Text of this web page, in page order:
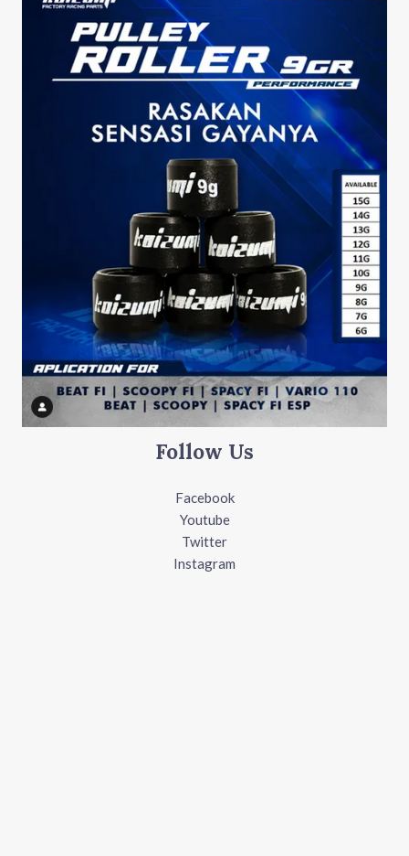
Follow Us
Facebook
Youtube
Twitter
Instagram